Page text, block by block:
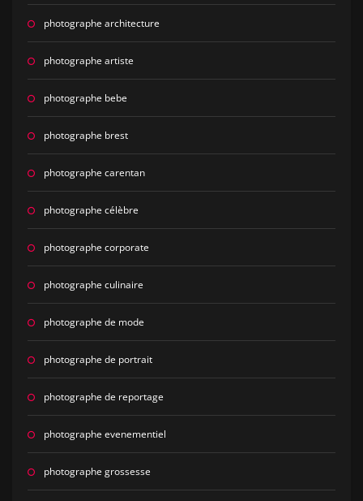
photographe architecture
photographe artiste
photographe bebe
photographe brest
photographe carentan
photographe célèbre
photographe corporate
photographe culinaire
photographe de mode
photographe de portrait
photographe de reportage
photographe evenementiel
photographe grossesse